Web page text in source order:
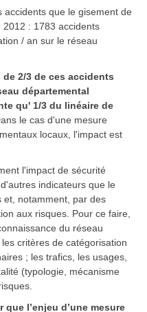
accidents que le gisement de
: 1783 accidents
/ an sur le réseau
de 2/3 de ces accidents
départemental
qu' 1/3 du linéaire de
le cas d'une mesure
locaux, l'impact est
l'impact de sécurité
indicateurs que le
et, notamment, par des
aux risques. Pour ce faire,
du réseau
critères de catégorisation
; les trafics, les usages,
(typologie, mécanisme
l’enjeu d’une mesure